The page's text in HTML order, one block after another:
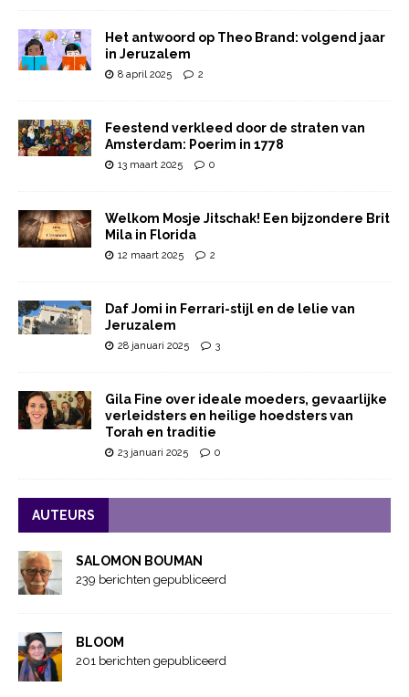
Het antwoord op Theo Brand: volgend jaar
in Jeruzalem
8 april 2025 2
Feestend verkleed door de straten van
Amsterdam: Poerim in 1778
13 maart 2025 0
Welkom Mosje Jitschak! Een bijzondere Brit
Mila in Florida
12 maart 2025 2
Daf Jomi in Ferrari-stijl en de lelie van
Jeruzalem
28 januari 2025 3
Gila Fine over ideale moeders, gevaarlijke
verleidsters en heilige hoedsters van
Torah en traditie
23 januari 2025 0
AUTEURS
SALOMON BOUMAN
239 berichten gepubliceerd
BLOOM
201 berichten gepubliceerd